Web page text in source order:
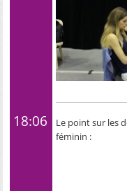
18:06
Le point sur les
féminin :